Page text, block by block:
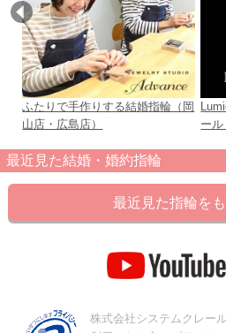
ふたりで手作りする結婚指輪（岡
山店・広島店）
ール
最近見た結婚・婚約指輪
最近見た指輪を
株式会社システムクレー